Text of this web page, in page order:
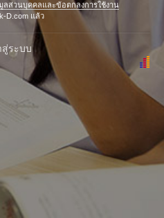
ลส่วนบุคคลและข้อตกลงการใช้งาน
D.com แล้ว
สู่ระบบ